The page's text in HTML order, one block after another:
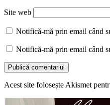
Site web
Notifică-mă prin email când
Notifică-mă prin email când
Acest site folosește Akismet